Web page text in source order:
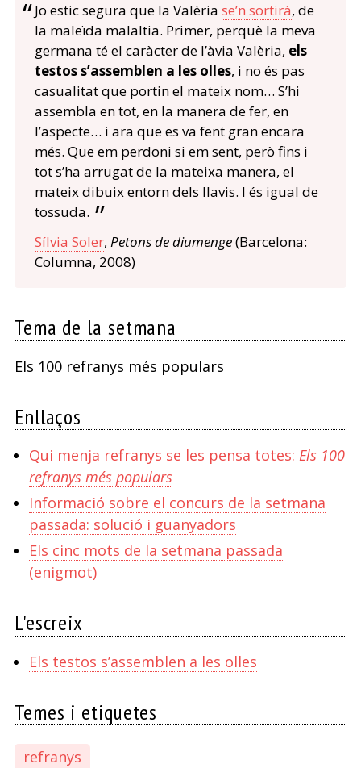
Jo estic segura que la Valèria se’n sortirà, de
la maleïda malaltia. Primer, perquè la meva
germana té el caràcter de l’àvia Valèria, els
testos s’assemblen a les olles, i no és pas
casualitat que portin el mateix nom… S’hi
assembla en tot, en la manera de fer, en
l’aspecte… i ara que es va fent gran encara
més. Que em perdoni si em sent, però fins i
tot s’ha arrugat de la mateixa manera, el
mateix dibuix entorn dels llavis. I és igual de
tossuda.
Sílvia Soler, Petons de diumenge(Barcelona:
Columna, 2008)
Tema de la setmana
Els 100 refranys més populars
Enllaços
Qui menja refranys se les pensa totes: Els 100
refranys més populars
Informació sobre el concurs de la setmana
passada: solució i guanyadors
Els cinc mots de la setmana passada
(enigmot)
L'escreix
Els testos s’assemblen a les olles
Temes i etiquetes
refranys